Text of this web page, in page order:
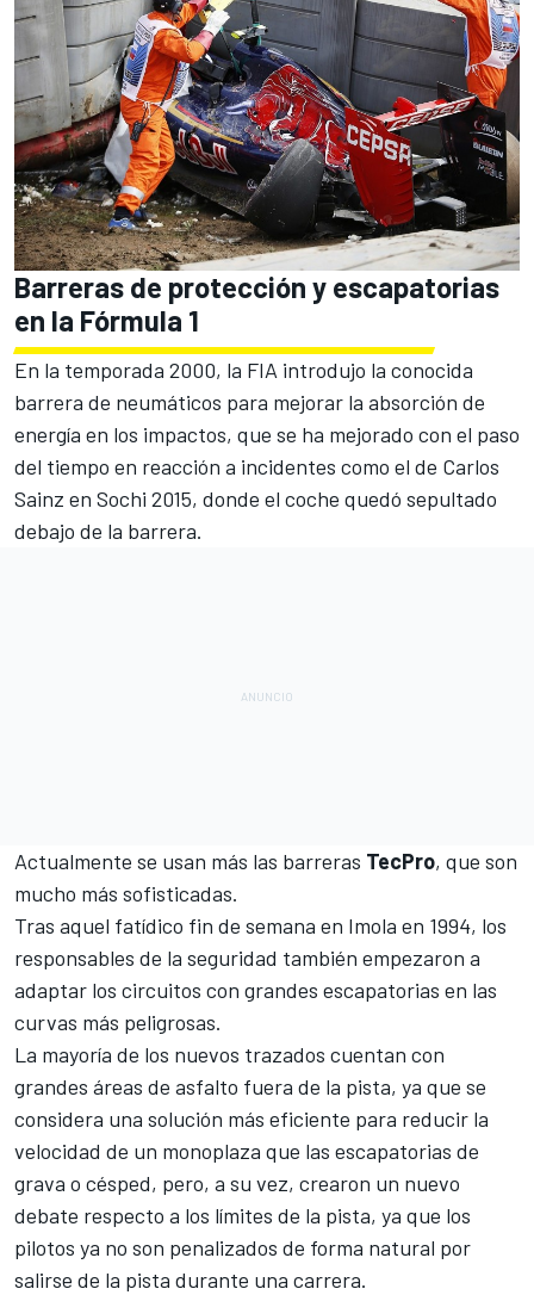
Barreras de protección y escapatorias
en la Fórmula 1
En la temporada 2000, la FIA introdujo la conocida
barrera de neumáticos para mejorar la absorción de
energía en los impactos, que se ha mejorado con el paso
del tiempo en reacción a incidentes como el de Carlos
Sainz en Sochi 2015, donde el coche quedó sepultado
debajo de la barrera.
Actualmente se usan más las barreras TecPro, que son
mucho más sofisticadas.
Tras aquel fatídico fin de semana en Imola en 1994, los
responsables de la seguridad también empezaron a
adaptar los circuitos con grandes escapatorias en las
curvas más peligrosas.
La mayoría de los nuevos trazados cuentan con
grandes áreas de asfalto fuera de la pista, ya que se
considera una solución más eficiente para reducir la
velocidad de un monoplaza que las escapatorias de
grava o césped, pero, a su vez, crearon un nuevo
debate respecto a los límites de la pista, ya que los
pilotos ya no son penalizados de forma natural por
salirse de la pista durante una carrera.